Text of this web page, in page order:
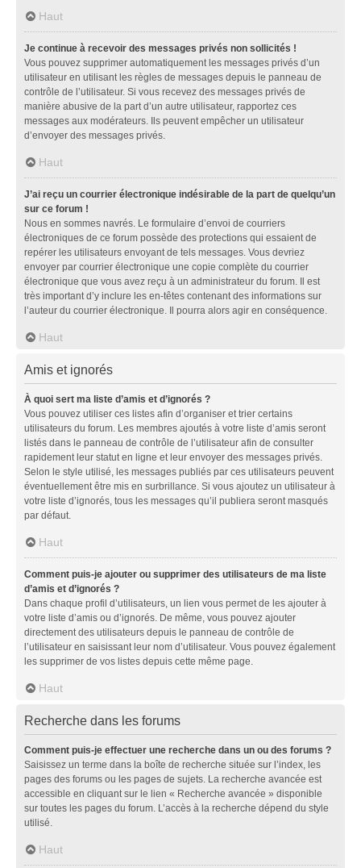
Haut
Je continue à recevoir des messages privés non sollicités !
Vous pouvez supprimer automatiquement les messages privés d’un
utilisateur en utilisant les règles de messages depuis le panneau de
contrôle de l’utilisateur. Si vous recevez des messages privés de
manière abusive de la part d’un autre utilisateur, rapportez ces
messages aux modérateurs. Ils peuvent empêcher un utilisateur
d’envoyer des messages privés.
Haut
J’ai reçu un courrier électronique indésirable de la part de quelqu’un
sur ce forum !
Nous en sommes navrés. Le formulaire d’envoi de courriers
électroniques de ce forum possède des protections qui essaient de
repérer les utilisateurs envoyant de tels messages. Vous devriez
envoyer par courrier électronique une copie complète du courrier
électronique que vous avez reçu à un administrateur du forum. Il est
très important d’y inclure les en-têtes contenant des informations sur
l’auteur du courrier électronique. Il pourra alors agir en conséquence.
Haut
Amis et ignorés
À quoi sert ma liste d’amis et d’ignorés ?
Vous pouvez utiliser ces listes afin d’organiser et trier certains
utilisateurs du forum. Les membres ajoutés à votre liste d’amis seront
listés dans le panneau de contrôle de l’utilisateur afin de consulter
rapidement leur statut en ligne et leur envoyer des messages privés.
Selon le style utilisé, les messages publiés par ces utilisateurs peuvent
éventuellement être mis en surbrillance. Si vous ajoutez un utilisateur à
votre liste d’ignorés, tous les messages qu’il publiera seront masqués
par défaut.
Haut
Comment puis-je ajouter ou supprimer des utilisateurs de ma liste
d’amis et d’ignorés ?
Dans chaque profil d’utilisateurs, un lien vous permet de les ajouter à
votre liste d’amis ou d’ignorés. De même, vous pouvez ajouter
directement des utilisateurs depuis le panneau de contrôle de
l’utilisateur en saisissant leur nom d’utilisateur. Vous pouvez également
les supprimer de vos listes depuis cette même page.
Haut
Recherche dans les forums
Comment puis-je effectuer une recherche dans un ou des forums ?
Saisissez un terme dans la boîte de recherche située sur l’index, les
pages des forums ou les pages de sujets. La recherche avancée est
accessible en cliquant sur le lien « Recherche avancée » disponible
sur toutes les pages du forum. L’accès à la recherche dépend du style
utilisé.
Haut